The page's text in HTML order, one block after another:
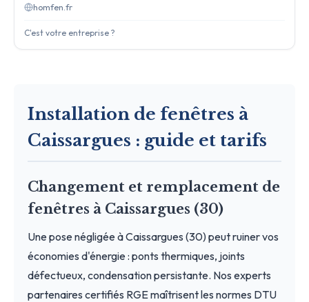
homfen.fr
C'est votre entreprise ?
Installation de fenêtres à
Caissargues : guide et tarifs
Changement et remplacement de
fenêtres à Caissargues (30)
Une pose négligée à Caissargues (30) peut ruiner vos
économies d'énergie : ponts thermiques, joints
défectueux, condensation persistante. Nos experts
partenaires certifiés RGE maîtrisent les normes DTU